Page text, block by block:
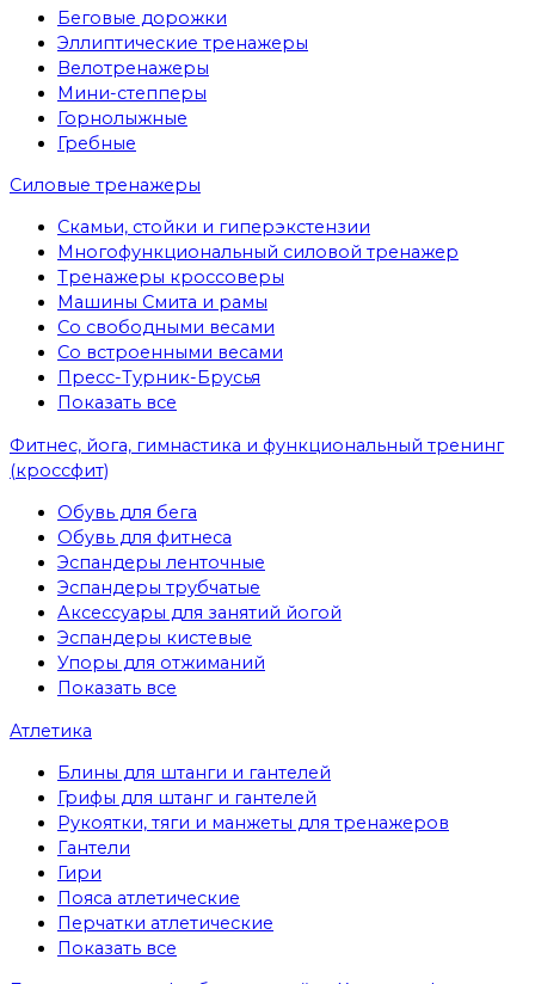
Беговые дорожки
Эллиптические тренажеры
Велотренажеры
Мини-степперы
Горнолыжные
Гребные
Cиловые тренажеры
Скамьи, стойки и гиперэкстензии
Многофункциональный силовой тренажер
Тренажеры кроссоверы
Машины Смита и рамы
Со свободными весами
Со встроенными весами
Пресс-Турник-Брусья
Показать все
Фитнес, йога, гимнастика и функциональный тренинг
(кроссфит)
Обувь для бега
Обувь для фитнеса
Эспандеры ленточные
Эспандеры трубчатые
Аксессуары для занятий йогой
Эспандеры кистевые
Упоры для отжиманий
Показать все
Атлетика
Блины для штанги и гантелей
Грифы для штанг и гантелей
Рукоятки, тяги и манжеты для тренажеров
Гантели
Гири
Пояса атлетические
Перчатки атлетические
Показать все